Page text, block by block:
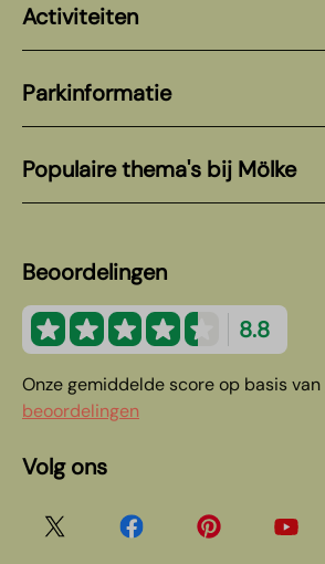
Activiteiten
Parkinformatie
Populaire thema's bij Mölke
Beoordelingen
8.8
Onze gemiddelde score op basis van
beoordelingen
Volg ons